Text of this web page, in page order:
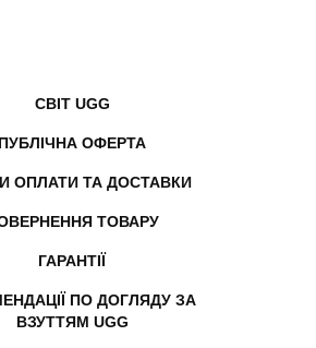
СВІТ UGG
ПУБЛІЧНА ОФЕРТА
ОПЛАТИ ТА ДОСТАВКИ
ТОВАРУ
ГАРАНТІЇ
ПО ДОГЛЯДУ ЗА
ВЗУТТЯМ UGG